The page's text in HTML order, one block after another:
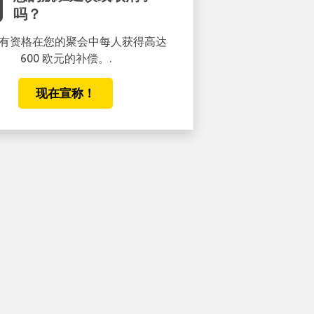
吗？
资格在您的聚会中每人获得高达
600 欧元的补偿。.
现在宣称！